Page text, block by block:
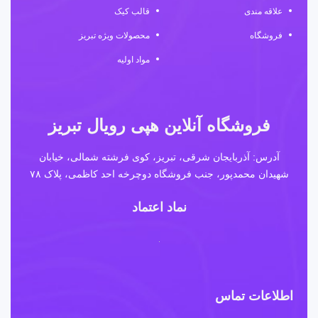
علاقه مندی
فروشگاه
قالب کیک
محصولات ویژه تبریز
مواد اولیه
فروشگاه آنلاین هپی رویال تبریز
آدرس: آذربایجان شرقی، تبریز، کوی فرشته شمالی، خیابان
شهیدان محمدپور، جنب فروشگاه دوچرخه احد کاظمی، پلاک ۷۸
نماد اعتماد
اطلاعات تماس